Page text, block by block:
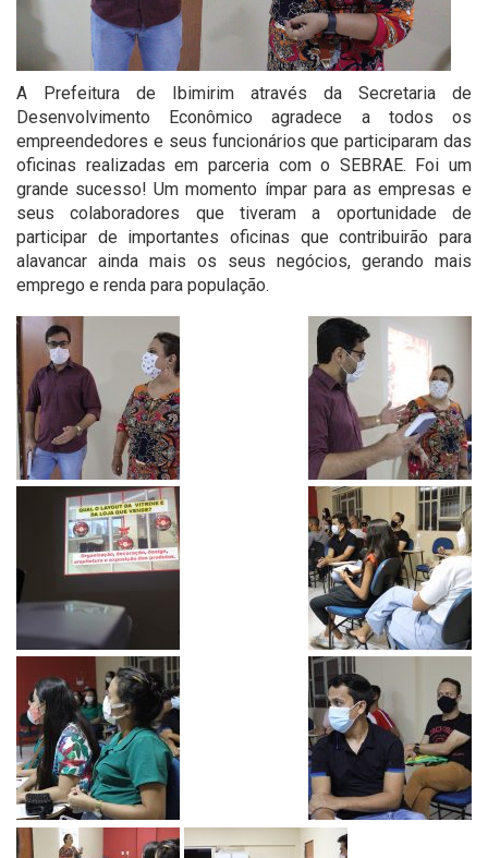
A Prefeitura de Ibimirim através da Secretaria de
Desenvolvimento Econômico agradece a todos os
empreendedores e seus funcionários que participaram das
oficinas realizadas em parceria com o SEBRAE. Foi um
grande sucesso! Um momento ímpar para as empresas e
seus colaboradores que tiveram a oportunidade de
participar de importantes oficinas que contribuirão para
alavancar ainda mais os seus negócios, gerando mais
emprego e renda para população.